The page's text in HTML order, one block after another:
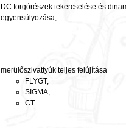
DC forgórészek tekercselése és
egyensúlyozása,
merülőszivattyúk teljes felújítása
FLYGT,
SIGMA,
CT